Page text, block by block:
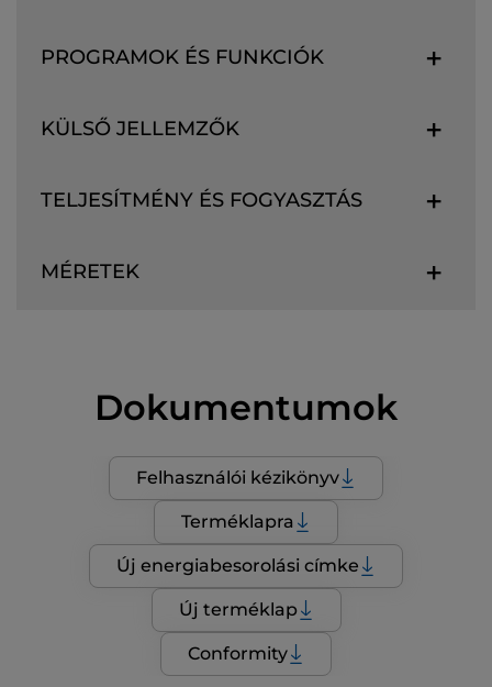
PROGRAMOK ÉS FUNKCIÓK
KÜLSŐ JELLEMZŐK
TELJESÍTMÉNY ÉS FOGYASZTÁS
MÉRETEK
Dokumentumok
Felhasználói kézikönyv
Terméklapra
Új energiabesorolási címke
Új terméklap
Conformity